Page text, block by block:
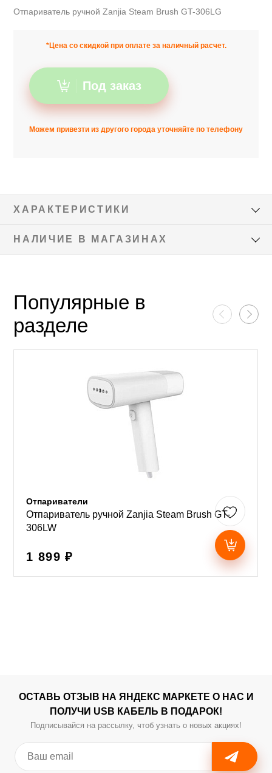
Отпариватель ручной Zanjia Steam Brush GT-306LG
*Цена со скидкой при оплате за наличный расчет.
Под заказ
Можем привезти из другого города уточняйте по телефону
ХАРАКТЕРИСТИКИ
НАЛИЧИЕ В МАГАЗИНАХ
Популярные в
разделе
Отпариватели
Отпариватель ручной Zanjia Steam Brush GT-
306LW
1 899 ₽
ОСТАВЬ ОТЗЫВ НА ЯНДЕКС МАРКЕТЕ О НАС И
ПОЛУЧИ USB КАБЕЛЬ В ПОДАРОК!
Подписывайся на рассылку, чтоб узнать о новых акциях!